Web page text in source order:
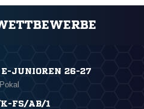
JUNIOREN 26-27
Pokal
FS/AB/1